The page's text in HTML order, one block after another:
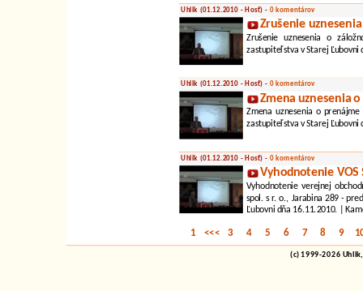
Uhlik (01.12.2010 - Hosť) - 0 komentárov
Zrušenie
Zrušenie uznesenia o
zastupiteľstva v Starej Ľubovni
Uhlik (01.12.2010 - Hosť) - 0 komentárov
Zmena uznesenia
Zmena uznesenia o
zastupiteľstva v Starej Ľubovni
Uhlik (01.12.2010 - Hosť) - 0 komentárov
Vyhodnotenie VOS
Vyhodnotenie verejnej
spol. s r. o., Jarabina 289 -
Ľubovni dňa 16.11.2010. |
1 <<< 3 4 5 6 7 8 9
(c) 1999-2026 Uhlik,